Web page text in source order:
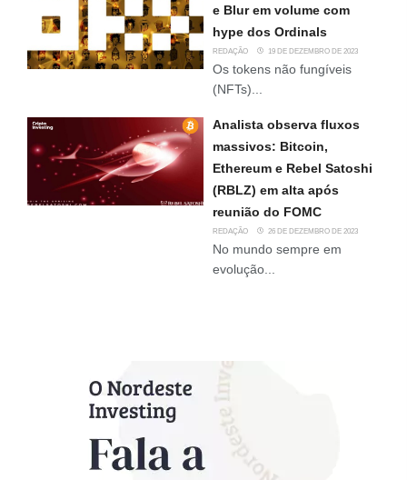
e Blur em volume com
hype dos Ordinals
REDAÇÃO 19 DE DEZEMBRO DE 2023
Os tokens não fungíveis
(NFTs)...
Analista observa fluxos
massivos: Bitcoin,
Ethereum e Rebel Satoshi
(RBLZ) em alta após
reunião do FOMC
REDAÇÃO 26 DE DEZEMBRO DE 2023
No mundo sempre em
evolução...